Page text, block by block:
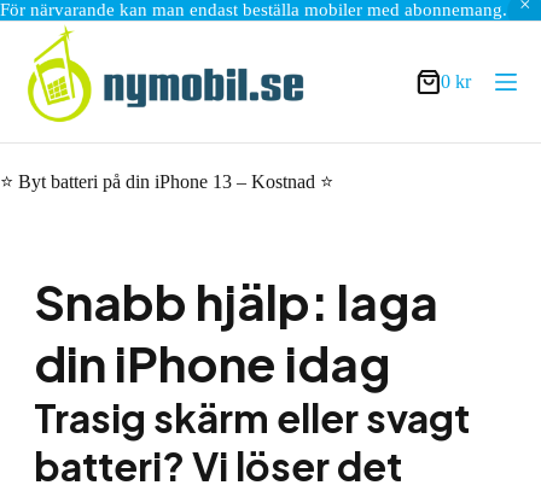
För närvarande kan man endast beställa mobiler med abonnemang.
innehåll
Varukorg
0 kr
⭐ Byt batteri på din iPhone 13 – Kostnad ⭐
Snabb hjälp: laga
din iPhone idag
Trasig skärm eller svagt
batteri? Vi löser det